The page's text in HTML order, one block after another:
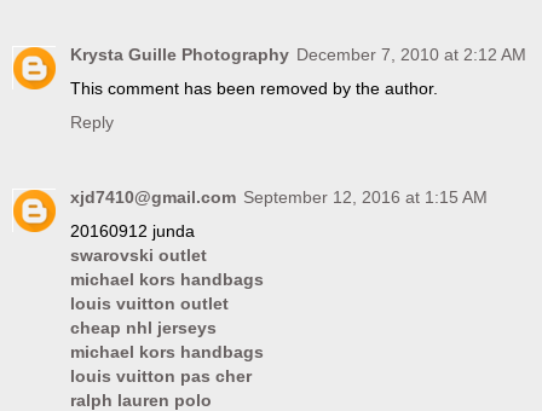
Krysta Guille Photography December 7, 2010 at 2:12 AM
This comment has been removed by the author.
Reply
xjd7410@gmail.com September 12, 2016 at 1:15 AM
20160912 junda
swarovski outlet
michael kors handbags
louis vuitton outlet
cheap nhl jerseys
michael kors handbags
louis vuitton pas cher
ralph lauren polo